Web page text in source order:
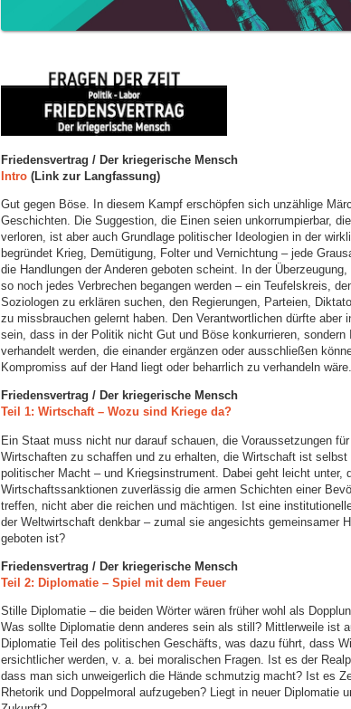
Friedensvertrag / Der kriegerische Mensch
Intro (Link zur Langfassung)
Gut gegen Böse. In diesem Kampf erschöpfen sich unzählige
Geschichten. Die Suggestion, die Einen seien unkorrumpierbar,
verloren, ist aber auch Grundlage politischer Ideologien in der
begründet Krieg, Demütigung, Folter und Vernichtung – jede
die Handlungen der Anderen geboten scheint. In der
so noch jedes Verbrechen begangen werden – ein Teufelskreis,
Soziologen zu erklären suchen, den Regierungen, Parteien,
zu missbrauchen gelernt haben. Den Verantwortlichen dürfte aber
sein, dass in der Politik nicht Gut und Böse konkurrieren, sondern
verhandelt werden, die einander ergänzen oder ausschließen
Kompromiss auf der Hand liegt oder beharrlich zu verhandeln wäre.
Friedensvertrag / Der kriegerische Mensch
Teil 1: Wirtschaft – Wozu sind Kriege da?
Ein Staat muss nicht nur darauf schauen, die Voraussetzungen
Wirtschaften zu schaffen und zu erhalten, die Wirtschaft ist selbst
politischer Macht – und Kriegsinstrument. Dabei geht leicht unter,
Wirtschaftssanktionen zuverlässig die armen Schichten einer
treffen, nicht aber die reichen und mächtigen. Ist eine
der Weltwirtschaft denkbar – zumal sie angesichts gemeinsamer
geboten ist?
Friedensvertrag / Der kriegerische Mensch
Teil 2: Diplomatie – Spiel mit dem Feuer
Stille Diplomatie – die beiden Wörter wären früher wohl als
Was sollte Diplomatie denn anderes sein als still? Mittlerweile ist
Diplomatie Teil des politischen Geschäfts, was dazu führt, dass
ersichtlicher werden, v. a. bei moralischen Fragen. Ist es der
dass man sich unweigerlich die Hände schmutzig macht? Ist es
Rhetorik und Doppelmoral aufzugeben? Liegt in neuer Diplomatie